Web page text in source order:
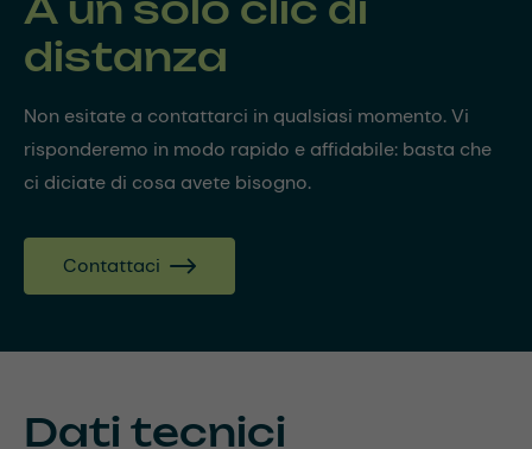
A un solo clic di
distanza
Non esitate a contattarci in qualsiasi momento. Vi
risponderemo in modo rapido e affidabile: basta che
ci diciate di cosa avete bisogno.
Contattaci
Dati tecnici